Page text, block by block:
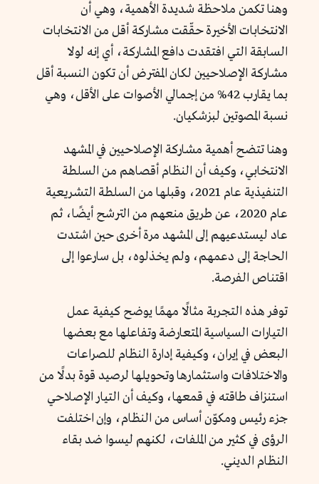
وهنا تكمن ملاحظة شديدة الأهمية، وهي أن
الانتخابات الأخيرة حقّقت مشاركة أقل من الانتخابات
السابقة التي افتقدت دافع المشاركة، أي إنه لولا
مشاركة الإصلاحيين لكان المفترض أن تكون النسبة أقل
بما يقارب 42% من إجمالي الأصوات على الأقل، وهي
نسبة المصوتين لبزشكيان.
وهنا تتضح أهمية مشاركة الإصلاحيين في المشهد
الانتخابي، وكيف أن النظام أقصاهم من السلطة
التنفيذية عام 2021، وقبلها من السلطة التشريعية
عام 2020، عن طريق منعهم من الترشح أيضًا، ثم
عاد ليستدعيهم إلى المشهد مرة أخرى حين اشتدت
الحاجة إلى دعمهم، ولم يخذلوه، بل سارعوا إلى
اقتناص الفرصة.
توفر هذه التجربة مثالًا مهمًا يوضح كيفية عمل
التيارات السياسية المتعارضة وتفاعلها مع بعضها
البعض في إيران، وكيفية إدارة النظام للصراعات
والاختلافات واستثمارها وتحويلها لرصيد قوة بدلًا من
استنزاف طاقته في قمعها، وكيف أن التيار الإصلاحي
جزء رئيس ومكوّن أساس من النظام، وإن اختلفت
الرؤى في كثير من الملفات، لكنهم ليسوا ضد بقاء
النظام الديني.